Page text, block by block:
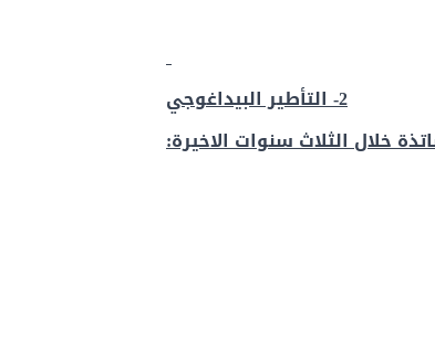
2- التأطير البيداغوجي
خلال الثلاث سنوات الاخيرة: